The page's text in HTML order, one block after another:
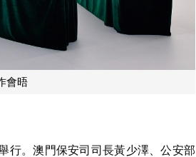
會晤
行。澳門保安司司長黃少澤、公安部